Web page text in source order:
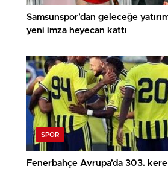
Samsunspor’dan geleceğe
yeni imza heyecan kattı
SPOR
Fenerbahçe Avrupa’da 303. kere